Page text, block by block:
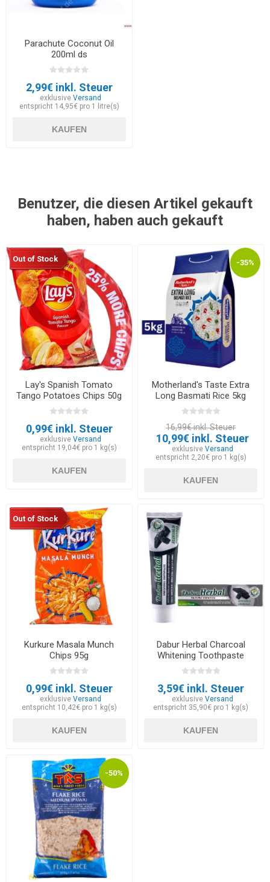
Parachute Coconut Oil
200ml ds
2,99€ inkl. Steuer
exklusiveVersand
entspricht 14,95€ pro 1 litre(s)
KAUFEN
Benutzer, die diesen Artikel gekauft
haben, haben auch gekauft
Out of Stock
Lay's Spanish Tomato
Tango Potatoes Chips 50g
0,99€ inkl. Steuer
exklusiveVersand
entspricht 19,04€ pro 1 kg(s)
KAUFEN
-35%
Motherland's Taste Extra
Long Basmati Rice 5kg
16,99€ inkl. Steuer
10,99€ inkl. Steuer
exklusive Versand
entspricht 2,20€ pro 1 kg(s)
KAUFEN
Out of Stock
Kurkure Masala Munch
Chips 95g
0,99€ inkl. Steuer
exklusiveVersand
entspricht 10,42€ pro 1 kg(s)
KAUFEN
Dabur Herbal Charcoal
Whitening Toothpaste
100ml
3,59€ inkl. Steuer
exklusive Versand
entspricht 35,90€ pro 1 kg(s)
KAUFEN
-50%